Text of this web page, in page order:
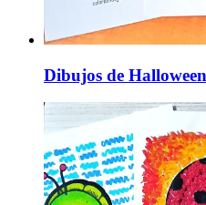
Dibujos de Halloween